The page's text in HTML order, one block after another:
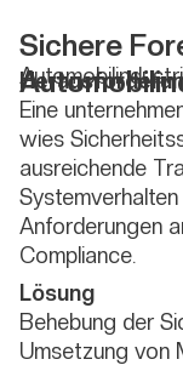
Sichere
Eine
wies
ausreichende
Anforderungen
Compliance.
Lösung
Behebung der
Umsetzung von